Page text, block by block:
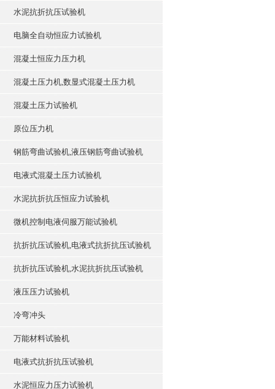
水泥抗折抗压试验机
电脑全自动恒应力试验机
混凝土恒应力压力机
混凝土压力机,数显式混凝土压力机
混凝土压力试验机
原位压力机
钢筋弯曲试验机,液压钢筋弯曲试验机
电液式混凝土压力试验机
水泥抗折抗压恒应力试验机
微机控制电液伺服万能试验机
抗折抗压试验机,电液式抗折抗压试验机
抗折抗压试验机,水泥抗折抗压试验机
液压压力试验机
冷弯冲头
万能材料试验机
电液式抗折抗压试验机
水泥恒应力压力试验机